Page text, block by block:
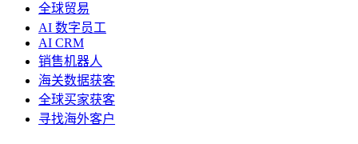
全球贸易
AI 数字员工
AI CRM
销售机器人
海关数据获客
全球买家获客
寻找海外客户